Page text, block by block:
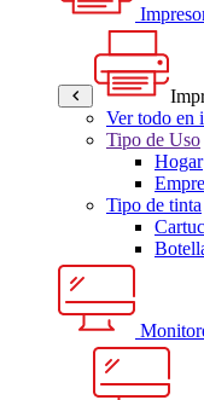
Ver todo en
Tipo de Uso
Hogar
Tipo de tinta